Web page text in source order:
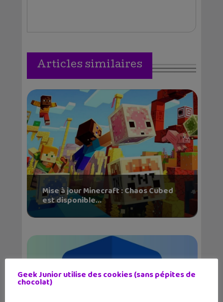
Articles similaires
Mise à jour Minecraft : Chaos Cubed
est disponible...
Geek Junior utilise des cookies (sans pépites de
chocolat)